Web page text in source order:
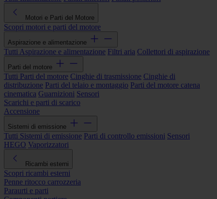
Motori e Parti del Motore
Scopri motori e parti del motore
Aspirazione e alimentazione
Tutti Aspirazione e alimentazione Filtri aria Collettori di aspirazione
Parti del motore
Tutti Parti del motore Cinghie di trasmissione Cinghie di
distribuzione Parti del telaio e montaggio Parti del motore catena
cinematica Guarnizioni Sensori
Scarichi e parti di scarico
Accensione
Sistemi di emissione
Tutti Sistemi di emissione Parti di controllo emissioni Sensori
HEGO Vaporizzatori
Ricambi esterni
Scopri ricambi esterni
Penne ritocco carrozzeria
Paraurti e parti